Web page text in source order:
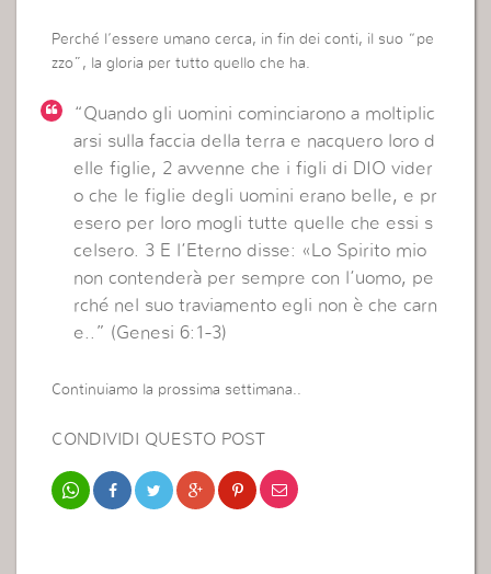
Perché l’essere umano cerca, in fin dei conti, il suo “pe
zzo”, la gloria per tutto quello che ha.
“Quando gli uomini cominciarono a moltiplic
arsi sulla faccia della terra e nacquero loro d
elle figlie, 2 avvenne che i figli di DIO vider
o che le figlie degli uomini erano belle, e pr
esero per loro mogli tutte quelle che essi s
celsero. 3 E l’Eterno disse: «Lo Spirito mio
non contenderà per sempre con l’uomo, pe
rché nel suo traviamento egli non è che carn
e..” (Genesi 6:1-3)
Continuiamo la prossima settimana..
CONDIVIDI QUESTO POST